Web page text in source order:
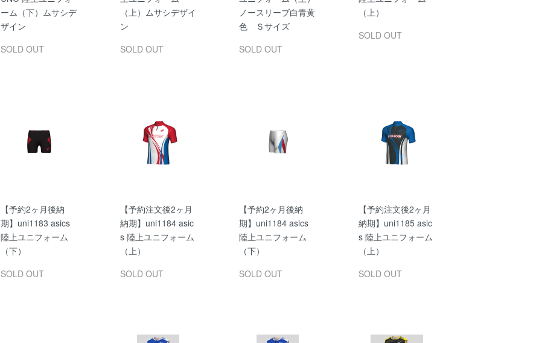
ーム（下）ムサシデ
ザイン
SOLD OUT
（上）ムサシデザイ
ン
SOLD OUT
ノースリーブ白青黄
色 Ｓサイズ
SOLD OUT
（上）
SOLD OUT
【予約2ヶ月後納
期】uni1183 asics
陸上ユニフォーム
（下）
SOLD OUT
【予約注文後2ヶ月
納期】uni1184 asic
s 陸上ユニフォーム
（上）
SOLD OUT
【予約2ヶ月後納
期】uni1184 asics
陸上ユニフォーム
（下）
SOLD OUT
【予約注文後2ヶ月
納期】uni1185 asic
s 陸上ユニフォーム
（上）
SOLD OUT